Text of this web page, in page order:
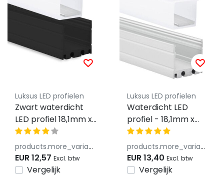
Luksus LED profielen
Zwart waterdicht
LED profiel 18,1mm x
19,2mm –
18.1ZWART.H20
products.more_variants_available
EUR 12,57 Excl. btw
Vergelijk
Luksus LED profielen
Waterdicht LED
profiel - 18,1mm x
19,2mm - 18.1ALU.H20
products.more_variants_available
EUR 13,40 Excl. btw
Vergelijk